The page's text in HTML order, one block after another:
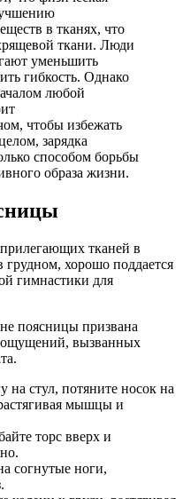
в тканях, что
ткани. Люди
уменьшить
гибкость. Однако
любой
чтобы избежать
зарядка
способом борьбы
образа жизни.
тканей в
грудном, хорошо поддается
гимнастики для
поясницы призвана
ощущений, вызванных
стул, потяните носок на
мышцы и
торс вверх и
согнутые ноги,